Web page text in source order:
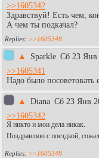
>>1605342
Здравствуй! Есть чем,
А чем ты подкачал?
>>1605348
▲ Sparkle Сб 23 Янв
>>1605341
Надо было посоветовать
▲ Diаna Сб 23 Янв
>>1605342
Я никто и мои дела никак.
Поздравляю с поездкой,
>>1605348